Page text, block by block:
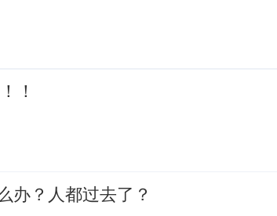
！
办？人都过去了？